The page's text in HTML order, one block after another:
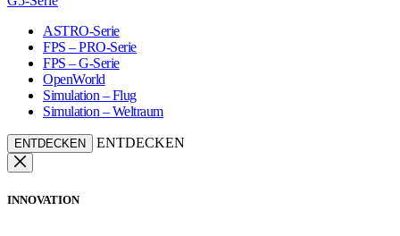
ASTRO-Serie
FPS – PRO-Serie
FPS – G-Serie
OpenWorld
Simulation – Flug
Simulation – Weltraum
ENTDECKEN ENTDECKEN
INNOVATION